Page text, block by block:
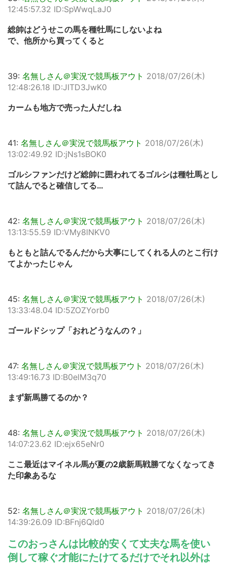
12:45:57.32 ID:SpWwqLaJ0
総帥はどうせこの馬を種牡馬にしないよね
で、他所から買ってくると
39: 名無しさん＠実況で競馬板アウト 2018/07/26(木)
12:48:26.18 ID:JITD3JwK0
カームも地方で売った人だしね
41: 名無しさん＠実況で競馬板アウト 2018/07/26(木)
13:02:49.92 ID:jNs1sBOK0
ゴルシファンだけど総帥に囲われてるゴルシは種牡馬とし
て詰んでると確信してる…
42: 名無しさん＠実況で競馬板アウト 2018/07/26(木)
13:13:55.59 ID:VMy8lNKV0
もともと詰んでるんだから大事にしてくれる人のとこ行け
てよかったじゃん
45: 名無しさん＠実況で競馬板アウト 2018/07/26(木)
13:33:48.04 ID:5ZOZYorb0
ゴールドシップ「おれどうなんの？」
47: 名無しさん＠実況で競馬板アウト 2018/07/26(木)
13:49:16.73 ID:B0elM3q70
まず新馬勝てるのか？
48: 名無しさん＠実況で競馬板アウト 2018/07/26(木)
14:07:23.62 ID:ejx65eNr0
ここ最近はマイネル馬が夏の2歳新馬戦勝てなくなってき
た印象あるな
52: 名無しさん＠実況で競馬板アウト 2018/07/26(木)
14:39:26.09 ID:BFnj6Qld0
このおっさんは比較的安くて丈夫な馬を使い
倒して稼ぐ才能にたけてるだけでそれ以外は